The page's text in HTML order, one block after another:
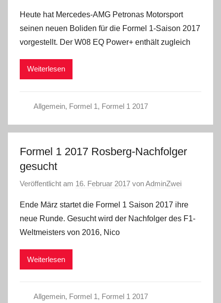
Heute hat Mercedes-AMG Petronas Motorsport
seinen neuen Boliden für die Formel 1-Saison 2017
vorgestellt. Der W08 EQ Power+ enthält zugleich
Weiterlesen
Allgemein, Formel 1, Formel 1 2017
Formel 1 2017 Rosberg-Nachfolger
gesucht
Veröffentlicht am 16. Februar 2017 vonAdminZwei
Ende März startet die Formel 1 Saison 2017 ihre
neue Runde. Gesucht wird der Nachfolger des F1-
Weltmeisters von 2016, Nico
Weiterlesen
Allgemein, Formel 1, Formel 1 2017